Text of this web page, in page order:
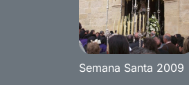
Semana Santa 2009